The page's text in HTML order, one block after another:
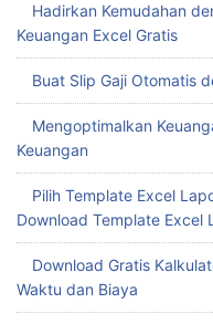
Hadirkan Kemudahan
Keuangan Excel Gratis
Buat Slip Gaji Otomatis
Mengoptimalkan
Keuangan
Pilih Template Excel
Download Template Excel
Download Gratis
Waktu dan Biaya